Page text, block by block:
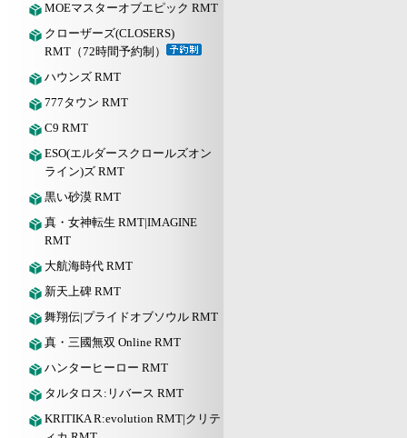
MOEマスターオブエピック RMT
クローザーズ(CLOSERS)
RMT（72時間予約制）
ハウンズ RMT
777タウン RMT
C9 RMT
ESO(エルダースクロールズオン
ライン)ズ RMT
黒い砂漠 RMT
真・女神転生 RMT|IMAGINE
RMT
大航海時代 RMT
新天上碑 RMT
舞翔伝|プライドオブソウル RMT
真・三國無双 Online RMT
ハンターヒーロー RMT
タルタロス:リバース RMT
KRITIKA R:evolution RMT|クリテ